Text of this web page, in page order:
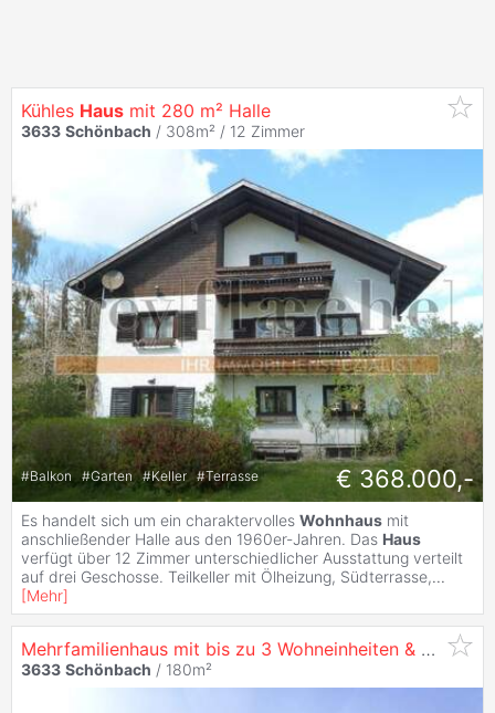
Kühles Haus mit 280 m² Halle
3633 Schönbach / 308m² / 12 Zimmer
#Balkon #Garten #Keller #Terrasse € 368.000,-
Es handelt sich um ein charaktervolles Wohnhaus mit
anschließender Halle aus den 1960er-Jahren. Das Haus
verfügt über 12 Zimmer unterschiedlicher Ausstattung verteilt
auf drei Geschosse. Teilkeller mit Ölheizung, Südterrasse,...
[Mehr]
Mehrfamilienhaus mit bis zu 3 Wohneinheiten & Keller - zentral in
3633 Schönbach / 180m²